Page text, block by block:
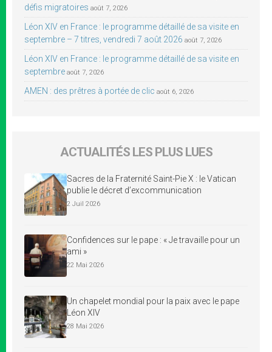
défis migratoires août 7, 2026
Léon XIV en France : le programme détaillé de sa visite en
septembre – 7 titres, vendredi 7 août 2026 août 7, 2026
Léon XIV en France : le programme détaillé de sa visite en
septembre août 7, 2026
AMEN : des prêtres à portée de clic août 6, 2026
ACTUALITÉS LES PLUS LUES
Sacres de la Fraternité Saint-Pie X : le Vatican
publie le décret d’excommunication
2 Juil 2026
Confidences sur le pape : « Je travaille pour un
ami »
22 Mai 2026
Un chapelet mondial pour la paix avec le pape
Léon XIV
28 Mai 2026